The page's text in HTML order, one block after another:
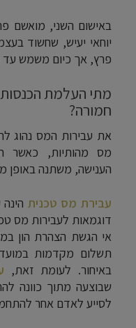
באישום השני, מואשם
יוחאי יעיש, שחשוד
פרץ, אך כיום משמש עד
מתי העלמת
חמורה?
את עבירות המס נהוג
מס מהותיות, כאשר
הענישה, משתנה באופן
עבירת מס טכנית
דוגמאות לעבירות מס
אי הגשת הצהרת הון
תשלום מקדמות
באיחור. לעומת זאת,
שבוצעה מתוך כוונה
לסייע לאדם אחר